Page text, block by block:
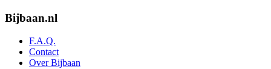
Bijbaan.nl
F.A.Q.
Contact
Over Bijbaan